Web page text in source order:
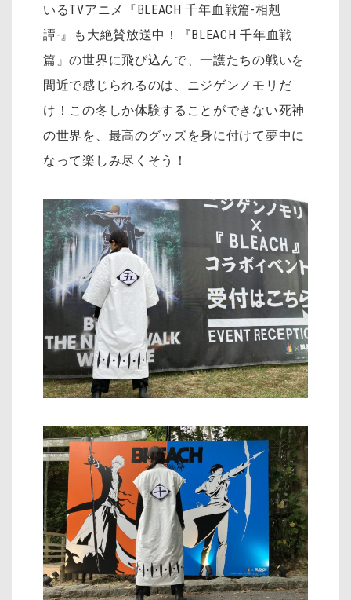
いるTVアニメ『BLEACH 千年血戦篇-相剋
譚-』も大絶賛放送中！『BLEACH 千年血戦
篇』の世界に飛び込んで、一護たちの戦いを
間近で感じられるのは、ニジゲンノモリだ
け！この冬しか体験することができない死神
の世界を、最高のグッズを身に付けて夢中に
なって楽しみ尽くそう！